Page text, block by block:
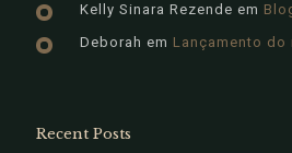
Kelly Sinara Rezende em
Deborah em Lançamento do
Recent Posts